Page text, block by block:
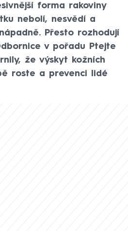
forma rakoviny
nebolí, nesvědí a
Přesto rozhodují
v pořadu Ptejte
že výskyt kožních
roste a prevenci lidé